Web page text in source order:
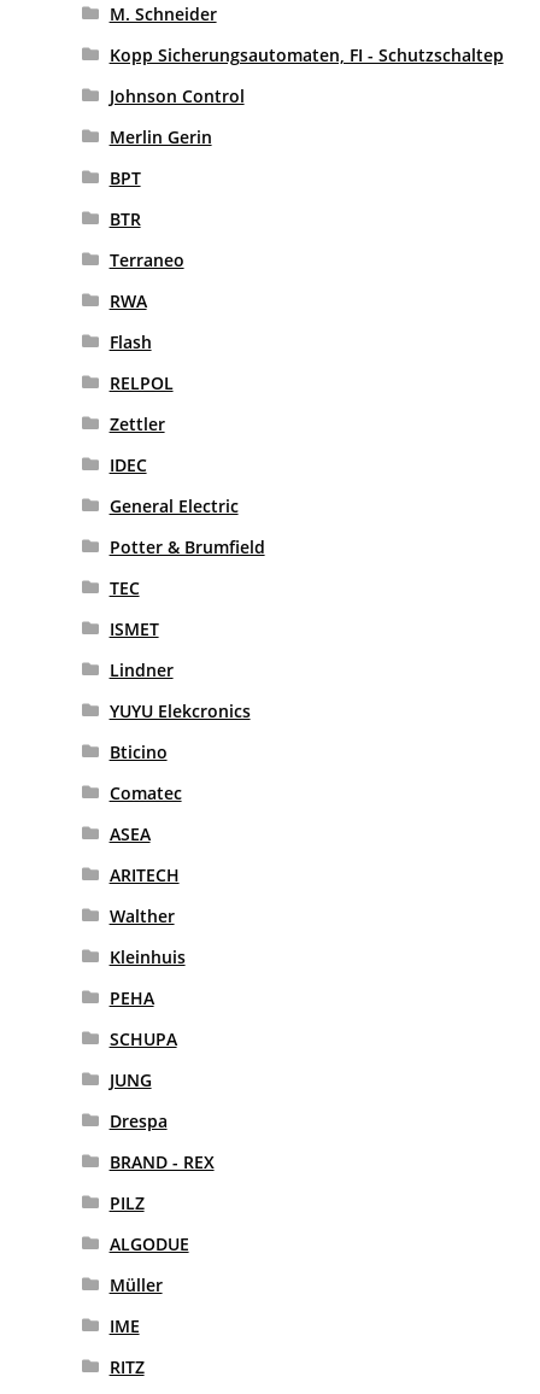
M. Schneider
Kopp Sicherungsautomaten, FI - Schutzschaltep
Johnson Control
Merlin Gerin
BPT
BTR
Terraneo
RWA
Flash
RELPOL
Zettler
IDEC
General Electric
Potter & Brumfield
TEC
ISMET
Lindner
YUYU Elekcronics
Bticino
Comatec
ASEA
ARITECH
Walther
Kleinhuis
PEHA
SCHUPA
JUNG
Drespa
BRAND - REX
PILZ
ALGODUE
Müller
IME
RITZ